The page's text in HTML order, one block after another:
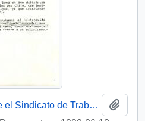
Carta ST7-072-90 Desde el Sindicato de Trabajadores Nº7 CODELCO Chile - División El Teniente, de su Presidente, sr. Guillermo Medina Gálvez, y su secretario, sr. Mario Cornejo Soto, dirigida al Excelentísimo Señor Presidente de la República, Don Patricio Aylwin Azócar